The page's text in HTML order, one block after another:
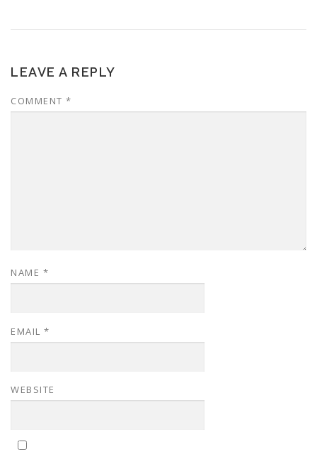
LEAVE A REPLY
COMMENT *
NAME *
EMAIL *
WEBSITE